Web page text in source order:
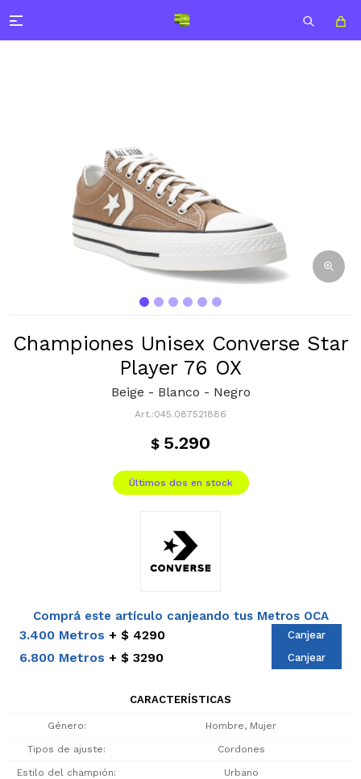

Championes Unisex Converse Star
Player 76 OX
Beige - Blanco - Negro
045.087521886
$ 5.290
Últimos dos en stock
Comprá este artículo canjeando tus Metros OCA
3.400 Metros $ 4290 Canjear
6.800 Metros $ 3290 Canjear
CARACTERÍSTICAS
Género Hombre, Mujer
Tipos de ajuste Cordones
Estilo del champión Urbano